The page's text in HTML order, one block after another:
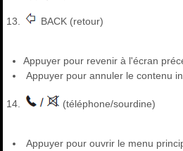
BACK (retour)
Appuyer pour revenir à l'écran
Appuyer pour annuler le contenu
(téléphone/sourdine)
Appuyer pour ouvrir le menu